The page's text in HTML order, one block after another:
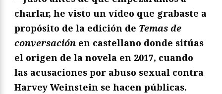
charlar, he visto un vídeo que grabaste a
propósito de la edición de Temas de
conversación en castellano donde sitúas
el origen de la novela en 2017, cuando
las acusaciones por abuso sexual contra
Harvey Weinstein se hacen públicas.